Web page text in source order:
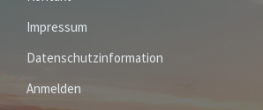
Impressum
Datenschutzinformation
Anmelden